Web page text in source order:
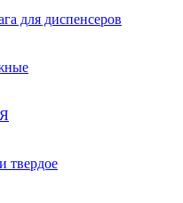
для диспенсеров
твердое